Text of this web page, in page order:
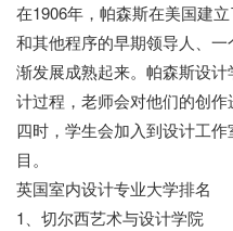
在1906年，帕森斯在美国建
和其他程序的早期领导人、
渐发展成熟起来。帕森斯设
计过程，老师会对他们的创
四时，学生会加入到设计工
目。
英国室内设计专业大学排名
1、切尔西艺术与设计学院